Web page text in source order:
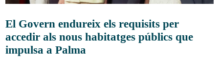
El Govern endureix els requisits per
accedir als nous habitatges públics que
impulsa a Palma